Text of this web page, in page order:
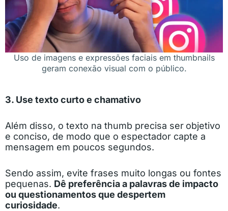
Uso de imagens e expressões faciais em thumbnails
geram conexão visual com o público.
3. Use texto curto e chamativo
Além disso, o texto na thumb precisa ser objetivo
e conciso, de modo que o espectador capte a
mensagem em poucos segundos.
Sendo assim, evite frases muito longas ou fontes
pequenas. Dê preferência a palavras de impacto
ou questionamentos que despertem
curiosidade.